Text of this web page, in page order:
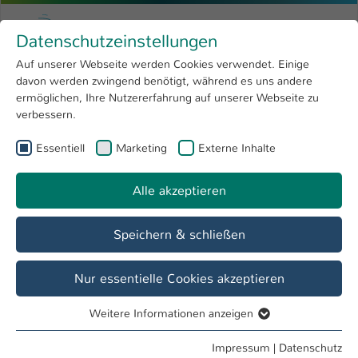
Menu
Forschung 4
Open submenu
Hochschule
International
Zum Hauptinhalt springen
Hochschule Kaiserslautern
Sie sind hier:
Personenverzeichnis Fachschaft
Prof. Dr.-Ing. Gerd Bitsch
Mechatronik, Robotik Hochschule
Kaiserslautern
Lehrveranstaltungen
MecRoKa - Mechatronik und Robotik an der
Datenschutzeinstellungen
Auf unserer Webseite werden Cookies verwendet. Einige
davon werden zwingend benötigt, während es uns andere
ermöglichen, Ihre Nutzererfahrung auf unserer Webseite zu
verbessern.
Essentiell Marketing Externe Inhalte
Alle akzeptieren
Speichern & schließen
Nur essentielle Cookies akzeptieren
Essentielle Cookies werden für grundlegende Funktionen
Weitere Informationen anzeigen
Impressum | Datenschutz